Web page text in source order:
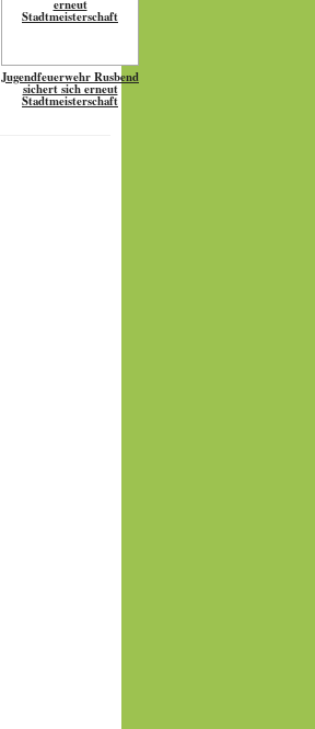
Jugendfeuerwehr Rusbend
sichert sich erneut
Stadtmeisterschaft